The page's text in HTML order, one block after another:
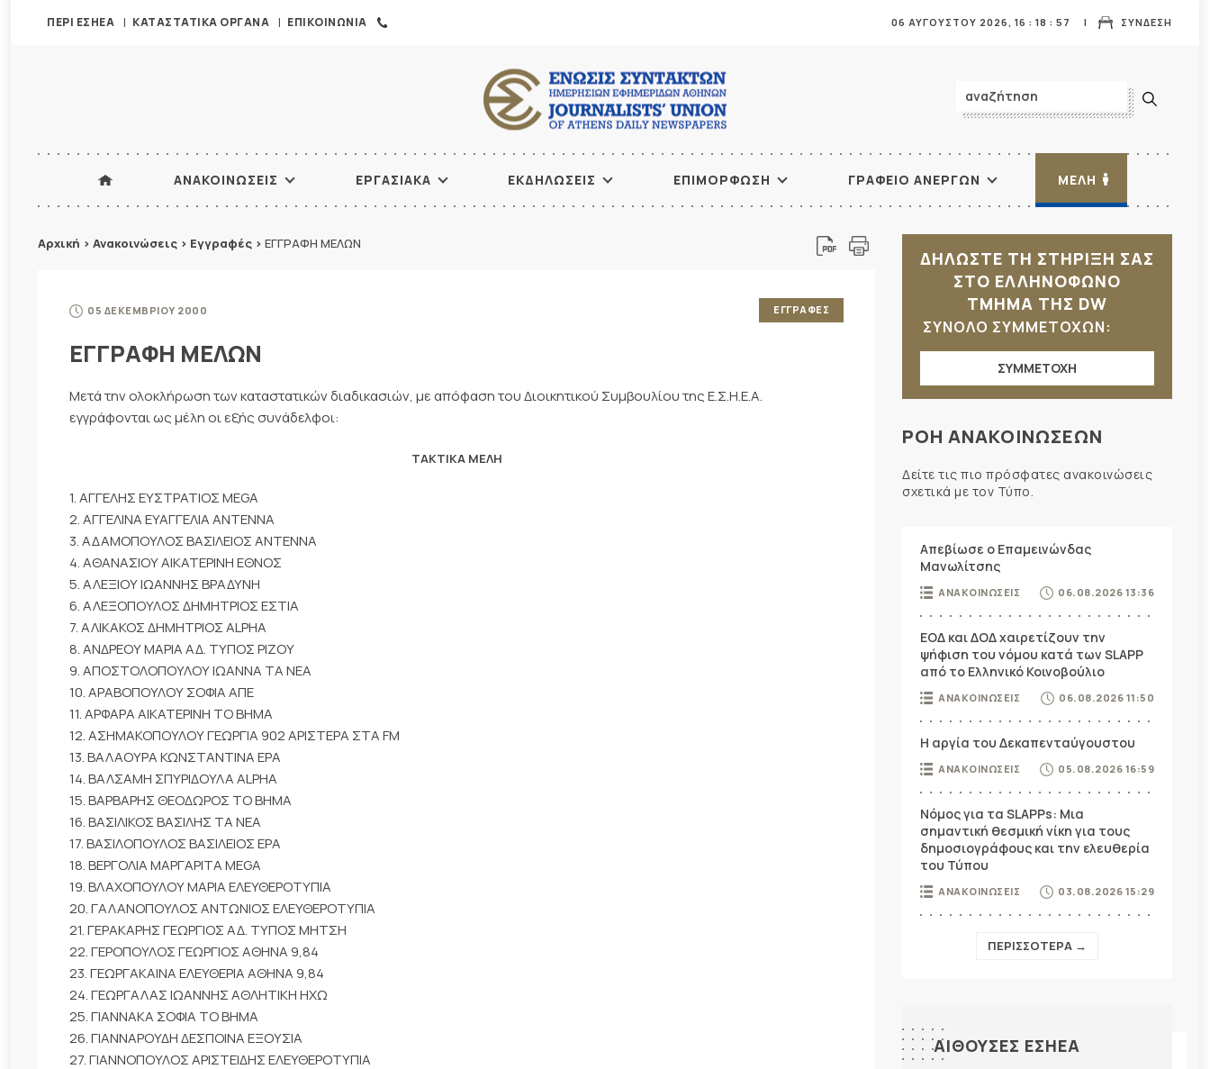
ΠΕΡΙ ΕΣΗΕΑ ΚΑΤΑΣΤΑΤΙΚΑ ΟΡΓΑΝΑ ΕΠΙΚΟΙΝΩΝΙΑ ΣΥΝΔΕΣΗ
06 ΑΥΓΟΥΣΤΟΥ 2026, 16 : 18 : 58
ΑΝΑΚΟΙΝΩΣΕΙΣ ΕΡΓΑΣΙΑΚΑ ΕΚΔΗΛΩΣΕΙΣ ΕΠΙΜΟΡΦΩΣΗ ΓΡΑΦΕΙΟ ΑΝΕΡΓΩΝ ΜΕΛΗ
Αρχική > Ανακοινώσεις > Εγγραφές > ΕΓΓΡΑΦΗ ΜΕΛΩΝ
05 ΔΕΚΕΜΒΡΙΟΥ 2000 ΕΓΓΡΑΦΕΣ
ΕΓΓΡΑΦΗ ΜΕΛΩΝ
Μετά την ολοκλήρωση των καταστατικών διαδικασιών, με απόφαση του Διοικητικού Συμβουλίου της Ε.Σ.Η.Ε.Α.
εγγράφονται ως μέλη οι εξής συνάδελφοι:
ΤΑΚΤΙΚΑ ΜΕΛΗ
1. ΑΓΓΕΛΗΣ ΕΥΣΤΡΑΤΙΟΣ MEGA
2. ΑΓΓΕΛΙΝΑ ΕΥΑΓΓΕΛΙΑ ΑΝΤΕΝΝΑ
3. ΑΔΑΜΟΠΟΥΛΟΣ ΒΑΣΙΛΕΙΟΣ ΑΝΤΕΝΝΑ
4. ΑΘΑΝΑΣΙΟΥ ΑΙΚΑΤΕΡΙΝΗ ΕΘΝΟΣ
5. ΑΛΕΞΙΟΥ ΙΩΑΝΝΗΣ ΒΡΑΔΥΝΗ
6. ΑΛΕΞΟΠΟΥΛΟΣ ΔΗΜΗΤΡΙΟΣ ΕΣΤΙΑ
7. ΑΛΙΚΑΚΟΣ ΔΗΜΗΤΡΙΟΣ ALPHA
8. ΑΝΔΡΕΟΥ ΜΑΡΙΑ ΑΔ. ΤΥΠΟΣ ΡΙΖΟΥ
9. ΑΠΟΣΤΟΛΟΠΟΥΛΟΥ ΙΩΑΝΝΑ ΤΑ ΝΕΑ
10. ΑΡΑΒΟΠΟΥΛΟΥ ΣΟΦΙΑ ΑΠΕ
11. ΑΡΦΑΡΑ ΑΙΚΑΤΕΡΙΝΗ ΤΟ ΒΗΜΑ
12. ΑΣΗΜΑΚΟΠΟΥΛΟΥ ΓΕΩΡΓΙΑ 902 ΑΡΙΣΤΕΡΑ ΣΤΑ FM
13. ΒΑΛΑΟΥΡΑ ΚΩΝΣΤΑΝΤΙΝΑ ΕΡΑ
14. ΒΑΛΣΑΜΗ ΣΠΥΡΙΔΟΥΛΑ ALPHA
15. ΒΑΡΒΑΡΗΣ ΘΕΟΔΩΡΟΣ ΤΟ ΒΗΜΑ
16. ΒΑΣΙΛΙΚΟΣ ΒΑΣΙΛΗΣ ΤΑ ΝΕΑ
17. ΒΑΣΙΛΟΠΟΥΛΟΣ ΒΑΣΙΛΕΙΟΣ ΕΡΑ
18. ΒΕΡΓΟΛΙΑ ΜΑΡΓΑΡΙΤΑ MEGA
19. ΒΛΑΧΟΠΟΥΛΟΥ ΜΑΡΙΑ ΕΛΕΥΘΕΡΟΤΥΠΙΑ
20. ΓΑΛΑΝΟΠΟΥΛΟΣ ΑΝΤΩΝΙΟΣ ΕΛΕΥΘΕΡΟΤΥΠΙΑ
21. ΓΕΡΑΚΑΡΗΣ ΓΕΩΡΓΙΟΣ ΑΔ. ΤΥΠΟΣ ΜΗΤΣΗ
22. ΓΕΡΟΠΟΥΛΟΣ ΓΕΩΡΓΙΟΣ ΑΘΗΝΑ 9,84
23. ΓΕΩΡΓΑΚΑΙΝΑ ΕΛΕΥΘΕΡΙΑ ΑΘΗΝΑ 9,84
24. ΓΕΩΡΓΑΛΑΣ ΙΩΑΝΝΗΣ ΑΘΛΗΤΙΚΗ ΗΧΩ
25. ΓΙΑΝΝΑΚΑ ΣΟΦΙΑ ΤΟ ΒΗΜΑ
26. ΓΙΑΝΝΑΡΟΥΔΗ ΔΕΣΠΟΙΝΑ ΕΞΟΥΣΙΑ
27. ΓΙΑΝΝΟΠΟΥΛΟΣ ΑΡΙΣΤΕΙΔΗΣ ΕΛΕΥΘΕΡΟΤΥΠΙΑ
ΔΗΛΩΣΤΕ ΤΗ ΣΤΗΡΙΞΗ ΣΑΣ
ΣΤΟ ΕΛΛΗΝΟΦΩΝΟ
ΤΜΗΜΑ ΤΗΣ DW
ΣΥΝΟΛΟ ΣΥΜΜΕΤΟΧΩΝ:
ΣΥΜΜΕΤΟΧΗ
ΡΟΗ ΑΝΑΚΟΙΝΩΣΕΩΝ
Δείτε τις πιο πρόσφατες ανακοινώσεις
σχετικά με τον Τύπο.
Απεβίωσε ο Επαμεινώνδας
Μανωλίτσης
ΑΝΑΚΟΙΝΩΣΕΙΣ 06.08.2026 13:36
ΕΟΔ και ΔΟΔ χαιρετίζουν την
ψήφιση του νόμου κατά των SLAPP
από το Ελληνικό Κοινοβούλιο
ΑΝΑΚΟΙΝΩΣΕΙΣ 06.08.2026 11:50
Η αργία του Δεκαπενταύγουστου
ΑΝΑΚΟΙΝΩΣΕΙΣ 05.08.2026 16:59
Νόμος για τα SLAPPs: Μια
σημαντική θεσμική νίκη για τους
δημοσιογράφους και την ελευθερία
του Τύπου
ΑΝΑΚΟΙΝΩΣΕΙΣ 03.08.2026 15:29
ΠΕΡΙΣΣΟΤΕΡΑ →
ΑΙΘΟΥΣΕΣ ΕΣΗΕΑ